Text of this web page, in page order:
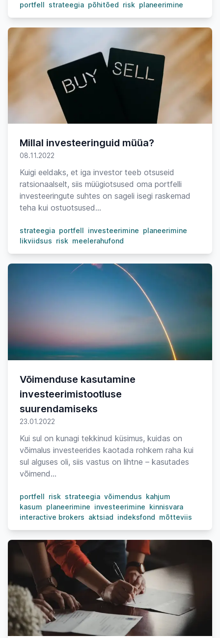
portfell strateegia põhitõed risk planeerimine
Millal investeeringuid müüa?
08.11.2022
Kuigi eeldaks, et iga investor teeb otsuseid
ratsionaalselt, siis müügiotsused oma portfelli
investeeringute suhtes on sageli isegi raskemad
teha kui ostuotsused...
strateegia portfell investeerimine planeerimine
likviidsus risk meelerahufond
Võimenduse kasutamine
investeerimistootluse
suurendamiseks
23.01.2022
Kui sul on kunagi tekkinud küsimus, kuidas on
võimalus investeerides kaotada rohkem raha kui
sul alguses oli, siis vastus on lihtne – kasutades
võimend...
portfell risk strateegia võimendus kahjum
kasum planeerimine investeerimine kinnisvara
interactive brokers aktsiad indeksfond mõtteviis